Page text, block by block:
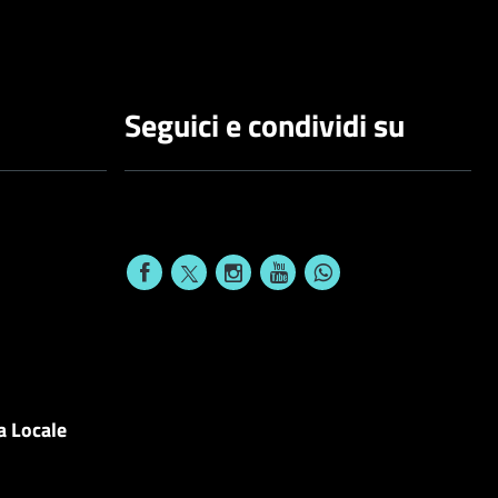
Locale
Seguici e condividi su